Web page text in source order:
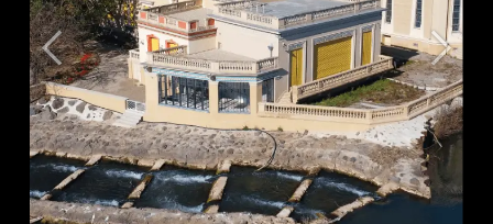
Précédent